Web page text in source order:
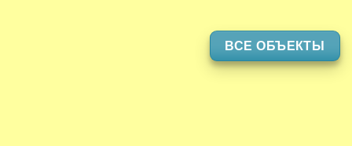
ВСЕ ОБЪЕКТЫ